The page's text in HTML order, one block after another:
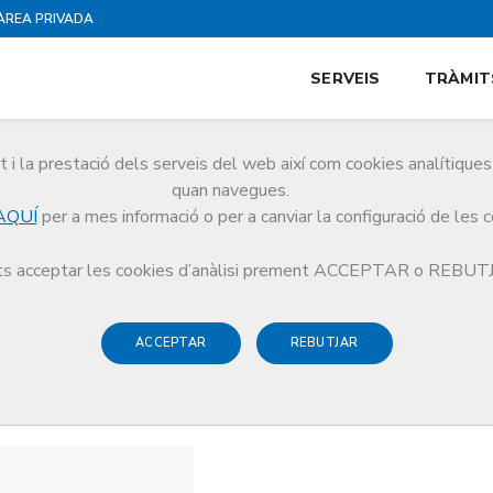
PRIVADA
prestació dels serveis del web així com cookies
quan navegues.
per a mes informació o per a canviar la configuració de les
acceptar les cookies d’anàlisi prement ACCEPTAR o
ACCEPTAR REBUTJAR
SERVEIS